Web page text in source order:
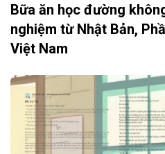
Bữa ăn học đường
nghiệm từ Nhật Bản,
Việt Nam